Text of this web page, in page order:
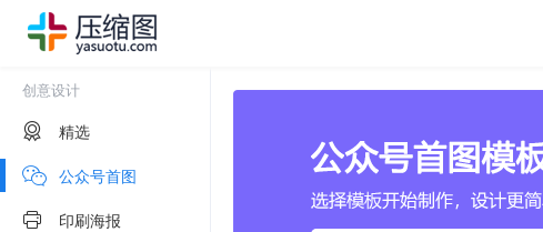
创意设计
精选
公众号首图
印刷海报